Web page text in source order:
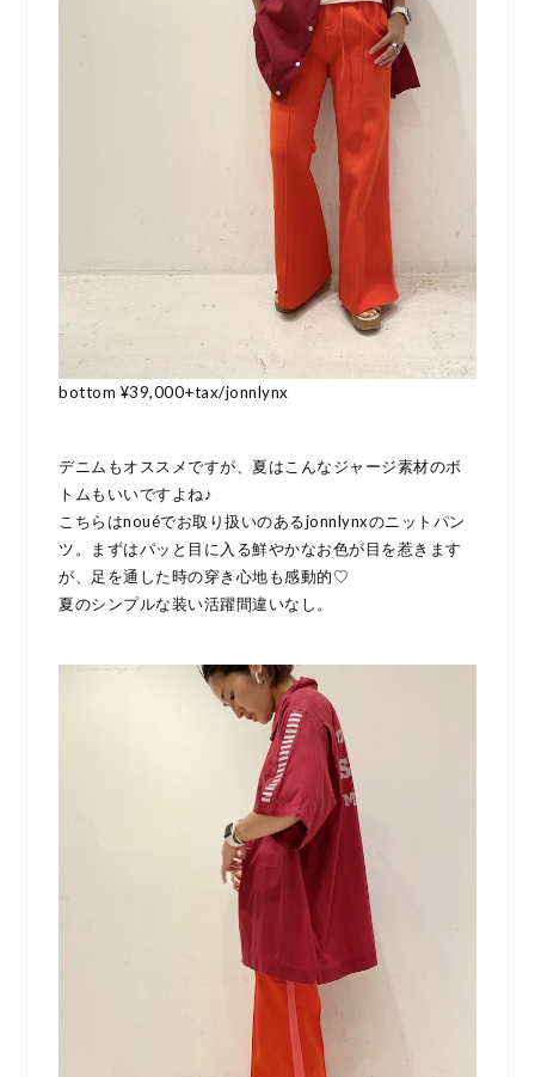
bottom ¥39,000+tax/jonnlynx
デニムもオススメですが、夏はこんなジャージ素材のボ
トムもいいですよね♪
こちらはnouéでお取り扱いのあるjonnlynxのニットパン
ツ。まずはパッと目に入る鮮やかなお色が目を惹きます
が、足を通した時の穿き心地も感動的♡
夏のシンプルな装い活躍間違いなし。